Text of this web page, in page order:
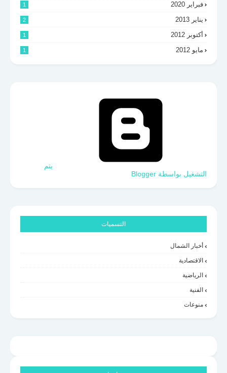
فبراير 2020 1
يناير 2013 2
أكتوبر 2012 1
مايو 2012 1
‏يتم
التشغيل بواسطة Blogger
التسميات
أخبار الشمال
الاقتصادية
الرياضية
الفنية
منوعات